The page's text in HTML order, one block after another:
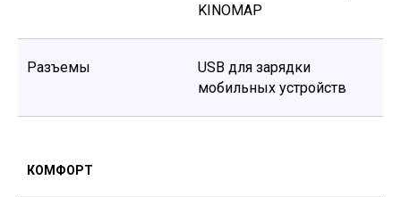
KINOMAP
Разъемы
USB для зарядки
мобильных устройств
КОМФОРТ